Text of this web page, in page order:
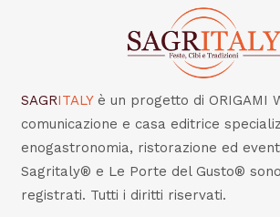
SAGRITALY è un progetto di ORIGAMI
comunicazione e casa editrice
enogastronomia, ristorazione ed
Sagritaly® e Le Porte del Gusto®
registrati. Tutti i diritti riservati.